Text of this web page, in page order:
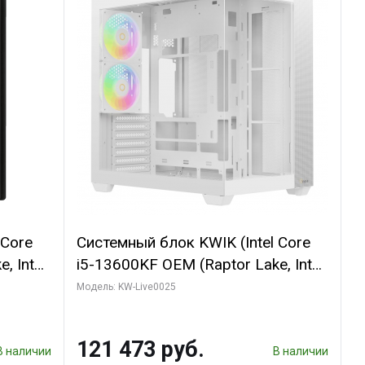
Intel
наличии
Системный блок KWIK (Intel Core
i5-13600KF OEM (Raptor Lake, Intel
7, C14 8EC/6PC/ 32 ГБ ОЗУ (2
3xDP / 960 ГБ SSD)
Модель: KW-Live0025
121 473 руб. В наличии